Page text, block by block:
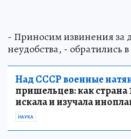
- Приносим извинения за
неудобства, - обратились
Над СССР военные
пришельцев: как страна
искала и изучала
НАУКА